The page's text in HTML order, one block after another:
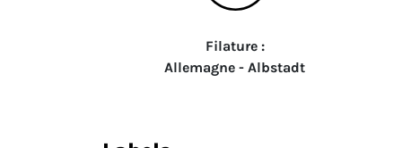
Filature :
Allemagne - Albstadt